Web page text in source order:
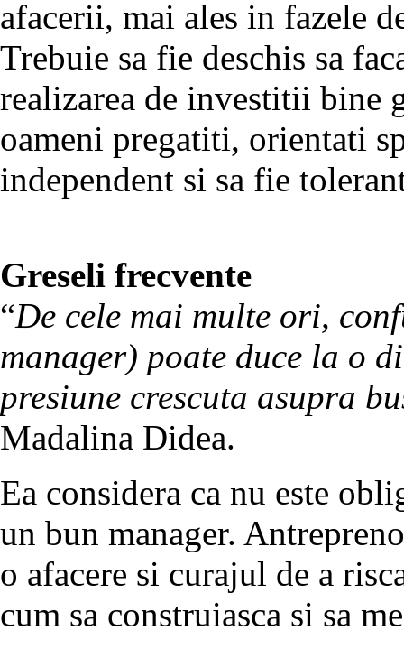
afacerii, mai ales in fazele
Trebuie sa fie deschis sa
realizarea de investitii bine
oameni pregatiti, orientati
independent si sa fie
Greseli frecvente
“De cele mai multe ori,
manager) poate duce la o
presiune crescuta asupra
Madalina Didea.
Ea considera ca nu este
un bun manager.
o afacere si curajul de a
cum sa construiasca si sa